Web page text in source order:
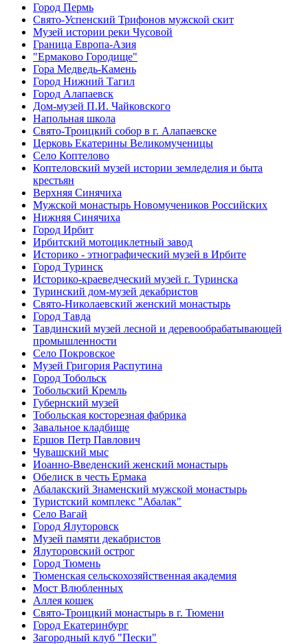
Город Пермь
Свято-Успенский Трифонов мужской скит
Музей истории реки Чусовой
Граница Европа-Азия
"Ермаково Городище"
Гора Медведь-Камень
Город Нижний Тагил
Город Алапаевск
Дом-музей П.И. Чайковского
Напольная школа
Свято-Троицкий собор в г. Алапаевске
Церковь Екатерины Великомученицы
Село Коптелово
Коптеловский музей истории земледелия и быта
крестьян
Верхняя Синячиха
Мужской монастырь Новомучеников Российских
Нижняя Синячиха
Город Ирбит
Ирбитский мотоциклетный завод
Историко - этнографический музей в Ирбите
Город Туринск
Историко-краеведческий музей г. Туринска
Туринский дом-музей декабристов
Свято-Николаевский женский монастырь
Город Тавда
Тавдинский музей лесной и деревообрабатывающей
промышленности
Село Покровское
Музей Григория Распутина
Город Тобольск
Тобольский Кремль
Губернский музей
Тобольская косторезная фабрика
Завальное кладбище
Ершов Петр Павлович
Чувашский мыс
Иоанно-Введенский женский монастырь
Обелиск в честь Ермака
Абалакский Знаменский мужской монастырь
Туристский комплекс "Абалак"
Село Вагай
Город Ялуторовск
Музей памяти декабристов
Ялуторовский острог
Город Тюмень
Тюменская сельскохозяйственная академия
Мост Влюбленных
Аллея кошек
Свято-Троицкий монастырь в г. Тюмени
Город Екатеринбург
Загородный клуб "Пески"